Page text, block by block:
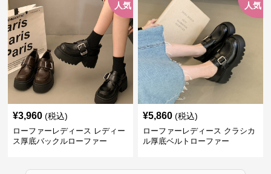
人気
¥3,960 (税込)
ローファーレディース レディー
ス厚底バックルローファー
人気
¥5,860 (税込)
ローファーレディース クラシカ
ル厚底ベルトローファー